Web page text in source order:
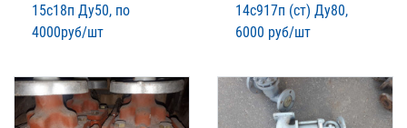
15с18п Ду50, по
4000руб/шт
14с917п (ст) Ду80,
6000 руб/шт